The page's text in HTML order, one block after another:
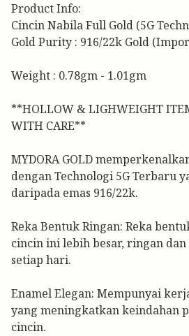
Product Info:
Cincin Nabila Full Gold (5G
Gold Purity : 916/22k Gold
Weight : 0.78gm - 1.01gm
**HOLLOW & LIGHWEIGHT
WITH CARE**
MYDORA GOLD
dengan Technologi 5G Terbaru
daripada emas 916/22k.
Reka Bentuk Ringan: Reka
cincin ini lebih besar, ringan
setiap hari.
Enamel Elegan: Mempunyai
yang meningkatkan keindahan
cincin.